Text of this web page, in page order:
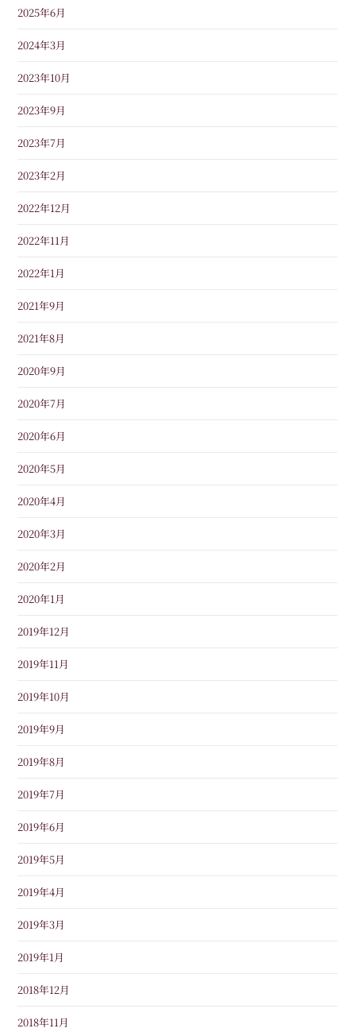
2025年6月
2024年3月
2023年10月
2023年9月
2023年7月
2023年2月
2022年12月
2022年11月
2022年1月
2021年9月
2021年8月
2020年9月
2020年7月
2020年6月
2020年5月
2020年4月
2020年3月
2020年2月
2020年1月
2019年12月
2019年11月
2019年10月
2019年9月
2019年8月
2019年7月
2019年6月
2019年5月
2019年4月
2019年3月
2019年1月
2018年12月
2018年11月